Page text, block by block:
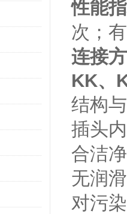
性能
次；
连接
KK、
结构
插头
合洁
无润
对污